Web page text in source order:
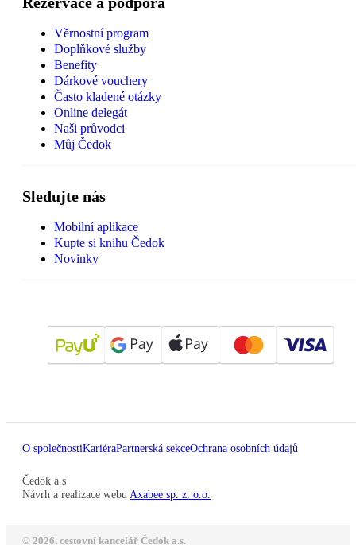
Věrnostní program
Doplňkové služby
Benefity
Dárkové vouchery
Často kladené otázky
Online delegát
Naši průvodci
Můj Čedok
Sledujte nás
Mobilní aplikace
Kupte si knihu Čedok
Novinky
O společnostiKariéraPartnerská sekceOchrana osobních údajů
Čedok a.s
Návrh a realizace webu Axabee sp. z. o.o.
© 2026, cestovní kancelář Čedok a.s.